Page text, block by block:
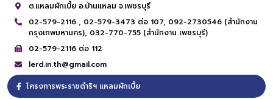
ต.แหลมผักเบี้ย อ.บ้านแหลม จ.เพชรบุรี
02-579-2116 , 02-579-3473 ต่อ 107, 092-2730546 (สำนักงาน
กรุงเทพมหานคร), 032-770-755 (สำนักงาน เพชรบุรี)
02-579-2116 ต่อ 112
lerd.in.th@gmail.com
โครงการพระราชดำริฯ แหลมผักเบี้ย